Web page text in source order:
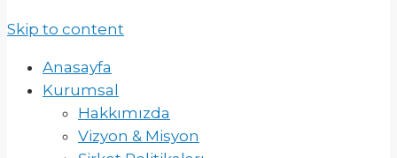
Skip to content
Anasayfa
Kurumsal
Hakkımızda
Vizyon & Misyon